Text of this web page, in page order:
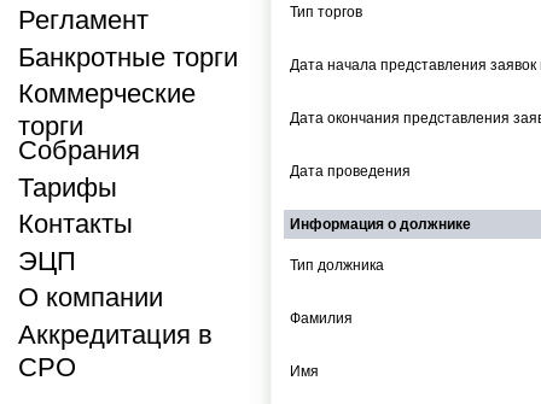
Регламент
Банкротные торги
Коммерческие
торги
Собрания
Тарифы
Контакты
ЭЦП
О компании
Аккредитация в
СРО
Тип торгов
Дата начала представления заявок
Дата окончания представления
Дата проведения
Информация о должнике
Тип должника
Фамилия
Имя